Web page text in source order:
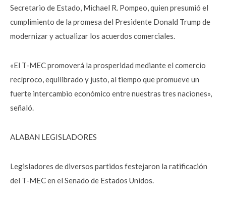
Secretario de Estado, Michael R. Pompeo, quien presumió el
cumplimiento de la promesa del Presidente Donald Trump de
modernizar y actualizar los acuerdos comerciales.
«El T-MEC promoverá la prosperidad mediante el comercio
recíproco, equilibrado y justo, al tiempo que promueve un
fuerte intercambio económico entre nuestras tres naciones»,
señaló.
ALABAN LEGISLADORES
Legisladores de diversos partidos festejaron la ratificación
del T-MEC en el Senado de Estados Unidos.